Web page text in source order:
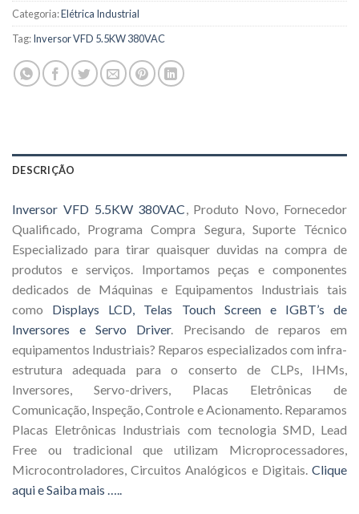
Categoria:Elétrica Industrial
Tag:Inversor VFD 5.5KW 380VAC
DESCRIÇÃO
Inversor VFD 5.5KW 380VAC , Produto Novo, Fornecedor
Qualificado, Programa Compra Segura, Suporte Técnico
Especializado para tirar quaisquer duvidas na compra de
produtos e serviços. Importamos peças e componentes
dedicados de Máquinas e Equipamentos Industriais tais
como Displays LCD, Telas Touch Screen e IGBT’s de
Inversores e Servo Driver. Precisando de reparos em
equipamentos Industriais? Reparos especializados com infra-
estrutura adequada para o conserto de CLPs, IHMs,
Inversores, Servo-drivers, Placas Eletrônicas de
Comunicação, Inspeção, Controle e Acionamento. Reparamos
Placas Eletrônicas Industriais com tecnologia SMD, Lead
Free ou tradicional que utilizam Microprocessadores,
Microcontroladores, Circuitos Analógicos e Digitais. Clique
aqui e Saiba mais …..